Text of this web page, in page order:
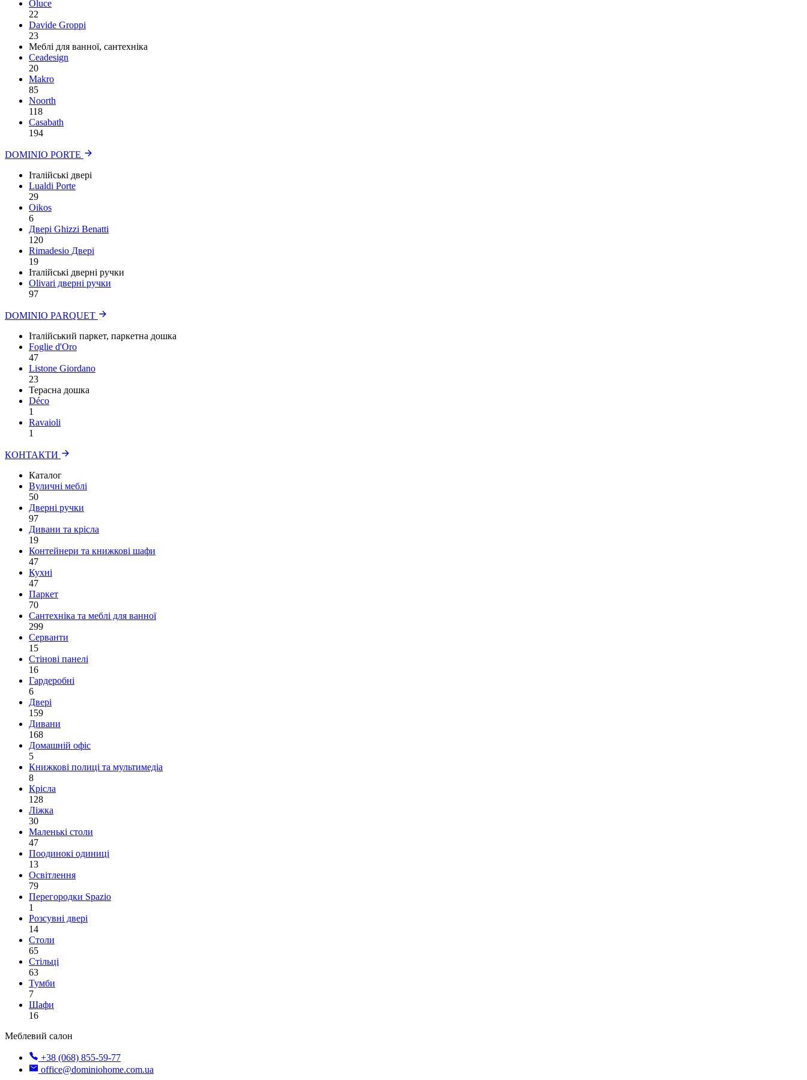
Oluce
22
Davide Groppi
23
Меблі для ванної, сантехніка
Ceadesign
20
Makro
85
Noorth
118
Сasabath
194
DOMINIO PORTE
Італійські двері
Lualdi Porte
29
Oikos
6
Двері Ghizzi Benatti
120
Rimadesio Двері
19
Італійські дверні ручки
Olivari дверні ручки
97
DOMINIO PARQUET
Італійський паркет, паркетна дошка
Foglie d'Oro
47
Listone Giordano
23
Терасна дошка
Déco
1
Ravaioli
1
КОНТАКТИ
Каталог
Вуличні меблі
50
Дверні ручки
97
Дивани та крісла
19
Контейнери та книжкові шафи
47
Кухні
47
Паркет
70
Сантехніка та меблі для ванної
299
Серванти
15
Стінові панелі
16
Гардеробні
6
Двері
159
Дивани
168
Домашній офіс
5
Книжкові полиці та мультимедіа
8
Крісла
128
Ліжка
30
Маленькі столи
47
Поодинокі одиниці
13
Освітлення
79
Перегородки Spazio
1
Розсувні двері
14
Столи
65
Стільці
63
Тумби
7
Шафи
16
Меблевий салон
+38 (068) 855-59-77
office@dominiohome.com.ua